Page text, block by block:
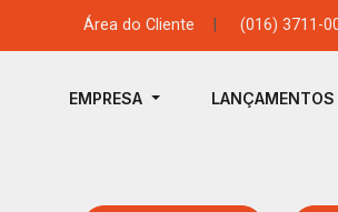
Área do Cliente (016) 3711-
EMPRESA LANÇAMENTOS